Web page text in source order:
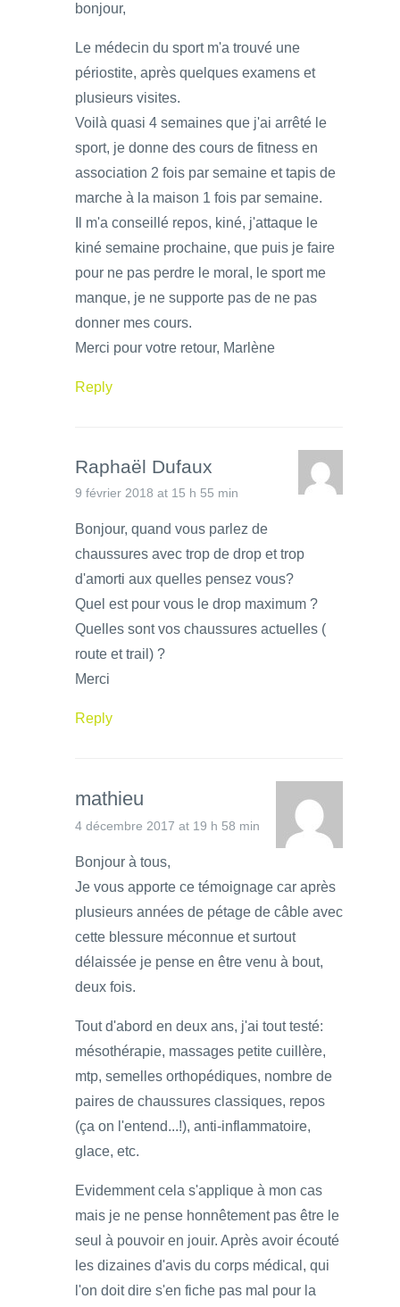
bonjour,
Le médecin du sport m'a trouvé une
périostite, après quelques examens et
plusieurs visites.
Voilà quasi 4 semaines que j'ai arrêté le
sport, je donne des cours de fitness en
association 2 fois par semaine et tapis de
marche à la maison 1 fois par semaine.
Il m'a conseillé repos, kiné, j'attaque le
kiné semaine prochaine, que puis je faire
pour ne pas perdre le moral, le sport me
manque, je ne supporte pas de ne pas
donner mes cours.
Merci pour votre retour, Marlène
Reply
Raphaël Dufaux
9 février 2018 at 15 h 55 min
Bonjour, quand vous parlez de
chaussures avec trop de drop et trop
d'amorti aux quelles pensez vous?
Quel est pour vous le drop maximum ?
Quelles sont vos chaussures actuelles (
route et trail) ?
Merci
Reply
mathieu
4 décembre 2017 at 19 h 58 min
Bonjour à tous,
Je vous apporte ce témoignage car après
plusieurs années de pétage de câble avec
cette blessure méconnue et surtout
délaissée je pense en être venu à bout,
deux fois.
Tout d'abord en deux ans, j'ai tout testé:
mésothérapie, massages petite cuillère,
mtp, semelles orthopédiques, nombre de
paires de chaussures classiques, repos
(ça on l'entend...!), anti-inflammatoire,
glace, etc.
Evidemment cela s'applique à mon cas
mais je ne pense honnêtement pas être le
seul à pouvoir en jouir. Après avoir écouté
les dizaines d'avis du corps médical, qui
l'on doit dire s'en fiche pas mal pour la